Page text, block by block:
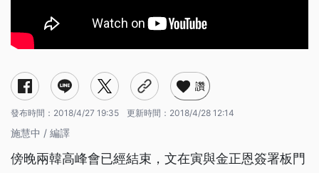
讚
發布時間： 2018/4/27 19:35 更新時間： 2018/4/28 12:14
施慧中 / 編譯
傍晚兩韓高峰會已經結束，文在寅與金正恩簽署板門